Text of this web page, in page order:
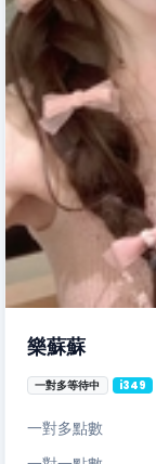
樂蘇蘇
一對多等待中 i349
一對多點數